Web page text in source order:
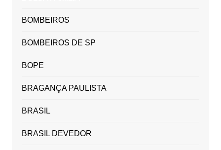
BOMBEIROS
BOMBEIROS DE SP
BOPE
BRAGANÇA PAULISTA
BRASIL
BRASIL DEVEDOR